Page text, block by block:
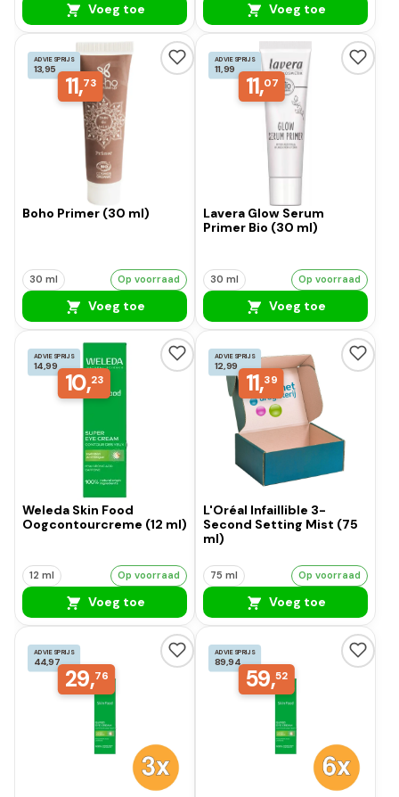
Voeg toe Voeg toe
ADVIESPRIJS
13,95
11,73
Boho Primer (30 ml)
30 ml Op voorraad
Voeg toe
ADVIESPRIJS
11,99
11,07
Lavera Glow Serum
Primer Bio (30 ml)
30 ml Op voorraad
Voeg toe
ADVIESPRIJS
14,99
10,23
Weleda Skin Food
Oogcontourcreme (12 ml)
12 ml Op voorraad
Voeg toe
ADVIESPRIJS
12,99
11,39
L'Oréal Infaillible 3-
Second Setting Mist (75
ml)
75 ml Op voorraad
Voeg toe
ADVIESPRIJS
44,97
29,76
ADVIESPRIJS
89,94
59,52